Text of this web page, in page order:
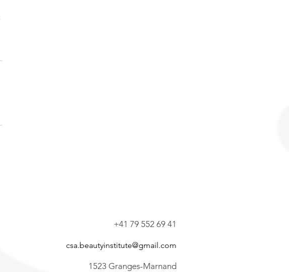
+41 79 552 69 41
csa.beautyinstitute@gmail.com
1523 Granges-Marnand